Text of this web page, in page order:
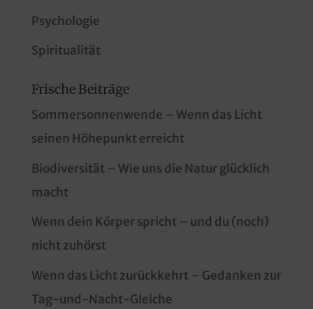
Psychologie
Spiritualität
Frische Beiträge
Sommersonnenwende – Wenn das Licht
seinen Höhepunkt erreicht
Biodiversität – Wie uns die Natur glücklich
macht
Wenn dein Körper spricht – und du (noch)
nicht zuhörst
Wenn das Licht zurückkehrt – Gedanken zur
Tag-und-Nacht-Gleiche